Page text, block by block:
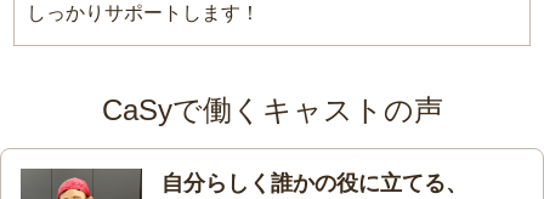
しっかりサポートします！
CaSyで働くキャストの声
自分らしく誰かの役に立てる、